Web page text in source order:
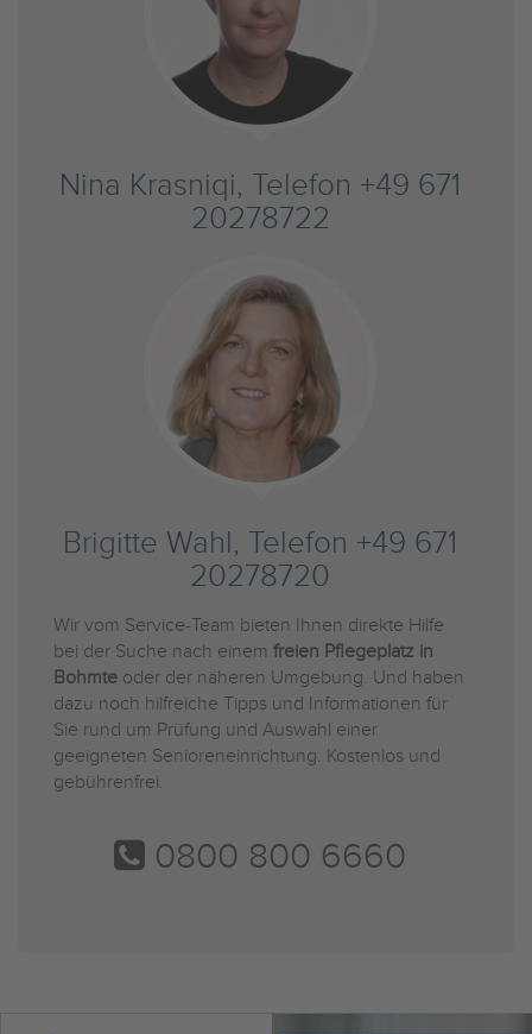
Nina Krasniqi, Telefon +49 671
20278722
Brigitte Wahl, Telefon +49 671
20278720
Wir vom Service-Team bieten Ihnen direkte Hilfe
bei der Suche nach einem freien Pflegeplatz in
Bohmte oder der näheren Umgebung. Und haben
dazu noch hilfreiche Tipps und Informationen für
Sie rund um Prüfung und Auswahl einer
geeigneten Senioreneinrichtung. Kostenlos und
gebührenfrei.
0800 800 6660